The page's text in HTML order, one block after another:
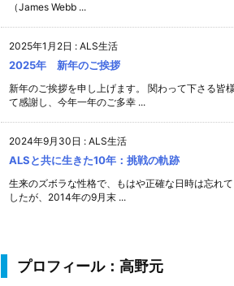
（James Webb ...
2025年1月2日 : ALS生活
2025年 新年のご挨拶
新年のご挨拶を申し上げます。 関わって下さる皆
て感謝し、今年一年のご多幸 ...
2024年9月30日 : ALS生活
ALSと共に生きた10年：挑戦の軌跡
生来のズボラな性格で、もはや正確な日時は忘れて
したが、2014年の9月末 ...
プロフィール：高野元